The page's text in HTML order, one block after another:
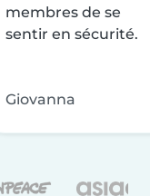
membres de se
sentir en sécurité.
Giovanna